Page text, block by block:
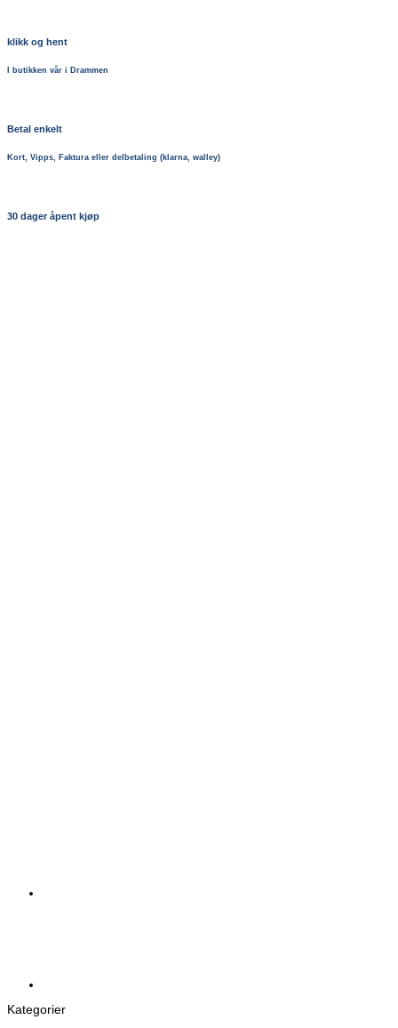
klikk og hent
I butikken vår i Drammen
Betal enkelt
Kort, Vipps, Faktura eller delbetaling (klarna, walley)
30 dager åpent kjøp
Kategorier